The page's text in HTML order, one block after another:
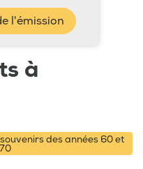
l'émission
à
des années 60 et
70